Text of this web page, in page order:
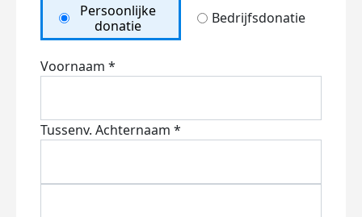
Persoonlijke
donatie
Bedrijfsdonatie
Voornaam *
Tussenv. Achternaam *